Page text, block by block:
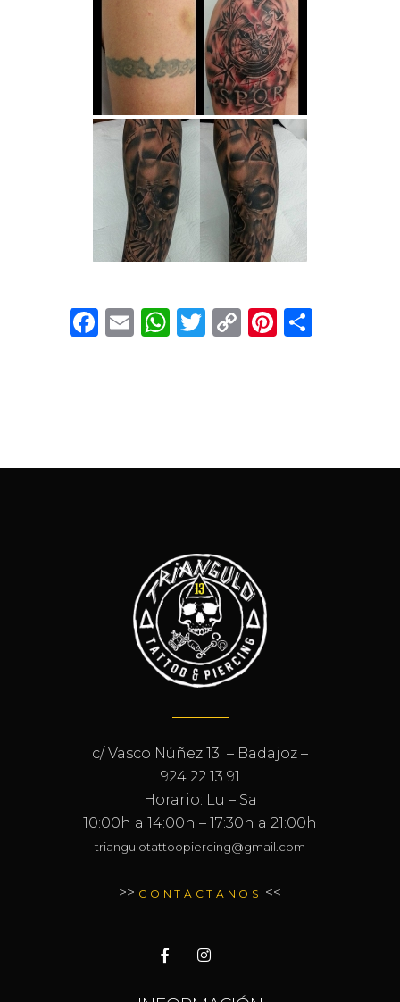
Facebook
EmailWhatsApp
Twitter
Copy
Link
Pinterest
c/ Vasco Núñez 13 – Badajoz –
924 22 13 91
Horario: Lu – Sa
10:00h a 14:00h – 17:30h a 21:00h
triangulotattoopiercing@gmail.com
>> CONTÁCTANOS <<